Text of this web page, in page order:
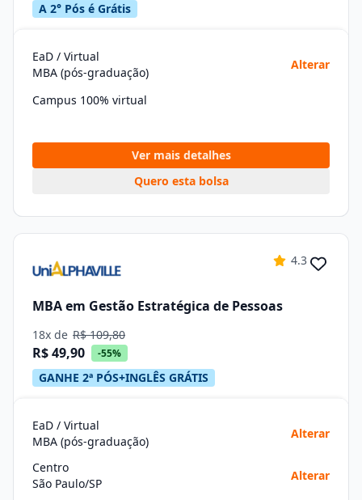
A 2° Pós é Grátis
EaD / Virtual
MBA (pós-graduação)
Alterar
Campus 100% virtual
Ver mais detalhes
Quero esta bolsa
4.3
MBA em Gestão Estratégica de Pessoas
18x de R$ 109,80
R$ 49,90 -55%
GANHE 2ª PÓS+INGLÊS GRÁTIS
EaD / Virtual
MBA (pós-graduação)
Alterar
Centro
São Paulo/SP
Alterar